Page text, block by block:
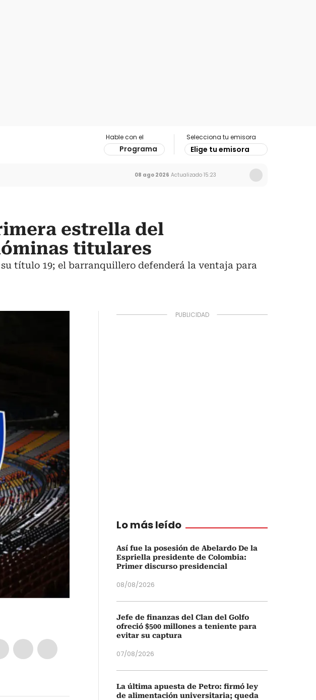
Hable con el
Programa
Selecciona tu emisora
Elige tu emisora
08 ago 2026 Actualizado 15:23
estrella del
titulares
título 19; el barranquillero defenderá la ventaja para
Lo más leído
Así fue la posesión de Abelardo De la
Espriella presidente de Colombia:
Primer discurso presidencial
08/08/2026
Jefe de finanzas del Clan del Golfo
ofreció $500 millones a teniente para
evitar su captura
07/08/2026
La última apuesta de Petro: firmó ley
de alimentación universitaria; queda